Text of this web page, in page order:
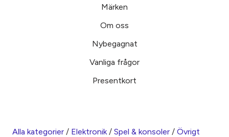
Märken
Om oss
Nybegagnat
Vanliga frågor
Presentkort
Alla kategorier / Elektronik/ Spel & konsoler / Övrigt